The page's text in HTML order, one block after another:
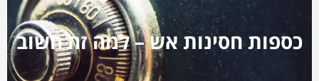
כספות חסינות אש – למה זה חשוב